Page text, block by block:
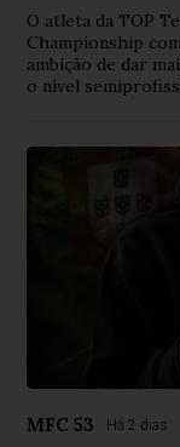
O atleta da TOP
Championship
ambição de dar
o nível
MFC 53 Há 2 dias